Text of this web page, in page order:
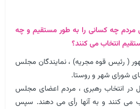
مردم چه کسانی را به طور مستقیم و چه
انتخاب می کنند؟
( رئیس قوه مجریه) ، نمایندگان مجلس
شورای شهر و روستا.
در انتخاب رهبری ، مردم اعضای مجلس
می کنند و به آنها رأی می دهند. سپس